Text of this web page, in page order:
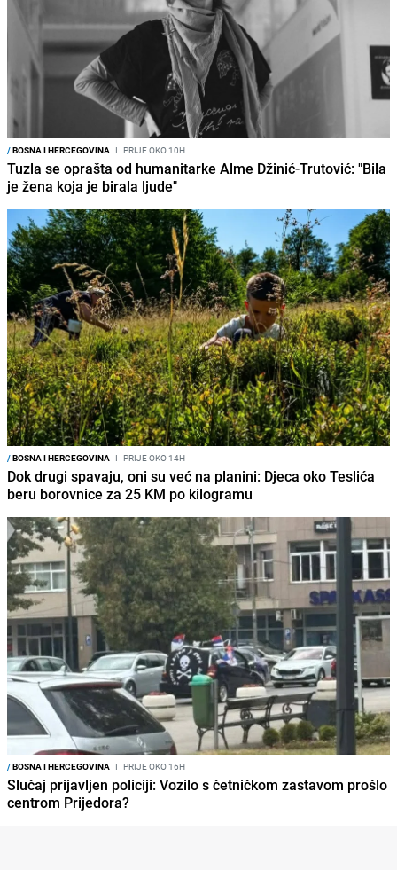
/BOSNA I HERCEGOVINA I PRIJE OKO 10H
Tuzla se oprašta od humanitarke Alme Džinić-Trutović: "Bila
je žena koja je birala ljude"
/BOSNA I HERCEGOVINA I PRIJE OKO 14H
Dok drugi spavaju, oni su već na planini: Djeca oko Teslića
beru borovnice za 25 KM po kilogramu
/BOSNA I HERCEGOVINA I PRIJE OKO 16H
Slučaj prijavljen policiji: Vozilo s četničkom zastavom prošlo
centrom Prijedora?